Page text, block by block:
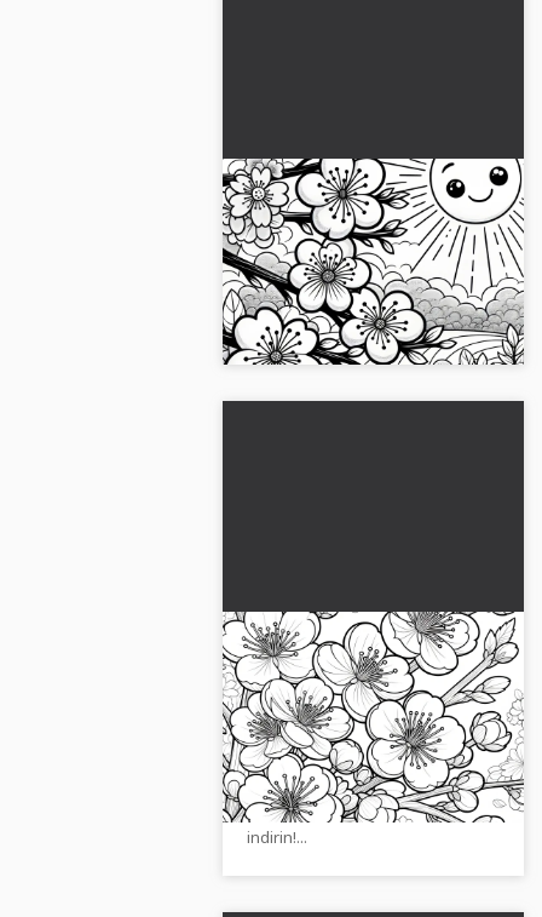
Güneşte kiraz çiçekleri:
Ücretsiz boyama sayfası
Bu kiraz çiçeği şablonuyla güneşte
kendi sanat eserini oluştur.
Ücretsiz indir. Hemen başla!...
Kiraz Çiçekleri: Gerçekçi
Boyama Sayfası (Ücretsiz)
Ücretsiz, gerçekçi kiraz çiçeği
boyama sayfası hakkında daha
fazla bilgi edinin, indirin veya
çevrimiçi olarak boyayın. Şimdi
indirin!...